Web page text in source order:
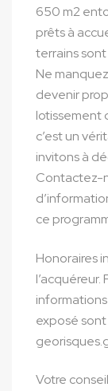
650 m2
prêts à
terrains sont
Ne
devenir
lotissement
c’est un
invitons à
Contactez-
ce
Honoraires
exposé
Votre